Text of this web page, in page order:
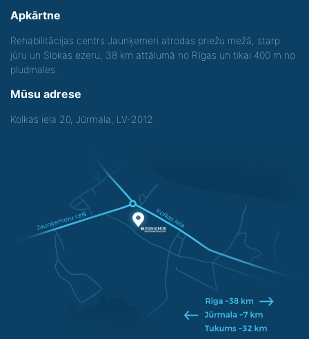
Apkārtne
Rehabilitācijas centrs Jaunķemeri atrodas priežu mežā, starp
jūru un Slokas ezeru, 38 km attālumā no Rīgas un tikai 400 m no
pludmales.
Mūsu adrese
Kolkas iela 20, Jūrmala, LV-2012